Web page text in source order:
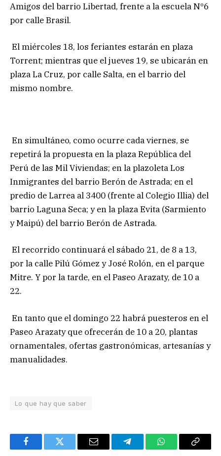
Amigos del barrio Libertad, frente a la escuela Nº6
por calle Brasil.
El miércoles 18, los feriantes estarán en plaza
Torrent; mientras que el jueves 19, se ubicarán en
plaza La Cruz, por calle Salta, en el barrio del
mismo nombre.
En simultáneo, como ocurre cada viernes, se
repetirá la propuesta en la plaza República del
Perú de las Mil Viviendas; en la plazoleta Los
Inmigrantes del barrio Berón de Astrada; en el
predio de Larrea al 3400 (frente al Colegio Illia) del
barrio Laguna Seca; y en la plaza Evita (Sarmiento
y Maipú) del barrio Berón de Astrada.
El recorrido continuará el sábado 21, de 8 a 13,
por la calle Pilú Gómez y José Rolón, en el parque
Mitre. Y por la tarde, en el Paseo Arazaty, de 10 a
22.
En tanto que el domingo 22 habrá puesteros en el
Paseo Arazaty que ofrecerán de 10 a 20, plantas
ornamentales, ofertas gastronómicas, artesanías y
manualidades.
Lo que hay que saber
FacebookTwitter Email TelegramWhatsAppCopy